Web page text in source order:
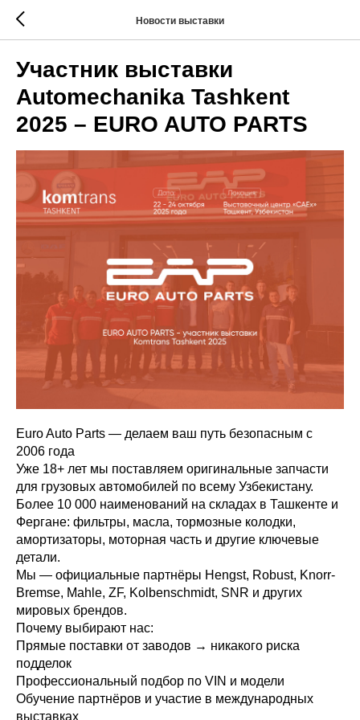
Новости выставки
Участник выставки
Automechanika Tashkent
2025 – EURO AUTO PARTS
Euro Auto Parts — делаем ваш путь безопасным с
2006 года
Уже 18+ лет мы поставляем оригинальные запчасти
для грузовых автомобилей по всему Узбекистану.
Более 10 000 наименований на складах в Ташкенте и
Фергане: фильтры, масла, тормозные колодки,
амортизаторы, моторная часть и другие ключевые
детали.
Мы — официальные партнёры Hengst, Robust, Knorr-
Bremse, Mahle, ZF, Kolbenschmidt, SNR и других
мировых брендов.
Почему выбирают нас:
Прямые поставки от заводов → никакого риска
подделок
Профессиональный подбор по VIN и модели
Обучение партнёров и участие в международных
выставках